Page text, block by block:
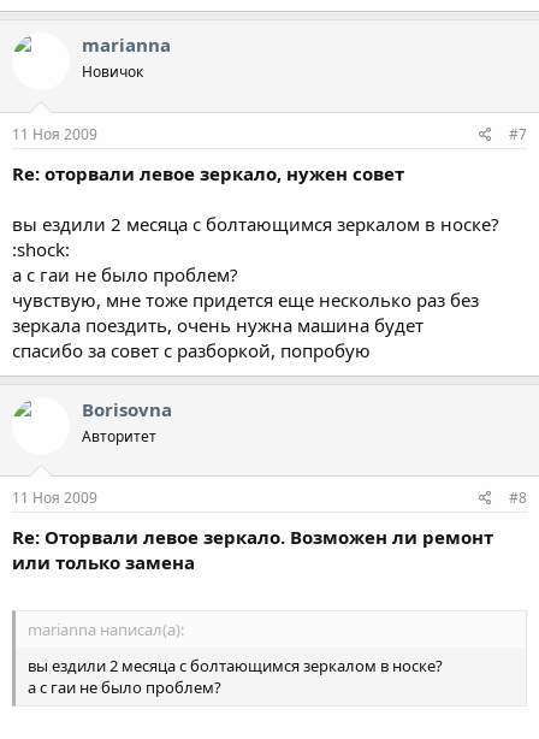
marianna
Новичок
11 Ноя 2009 #7
Re: оторвали левое зеркало, нужен совет
вы ездили 2 месяца с болтающимся зеркалом в носке?
:shock:
а с гаи не было проблем?
чувствую, мне тоже придется еще несколько раз без
зеркала поездить, очень нужна машина будет
спасибо за совет с разборкой, попробую
Borisovna
Авторитет
11 Ноя 2009 #8
Re: Оторвали левое зеркало. Возможен ли ремонт
или только замена
marianna написал(а):
вы ездили 2 месяца с болтающимся зеркалом в носке?
а с гаи не было проблем?